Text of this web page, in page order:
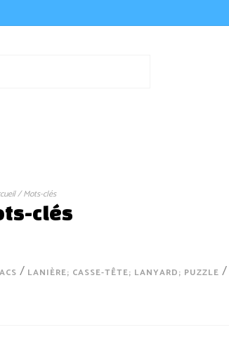
/Mots-clés
clés
/ LANIÈRE; CASSE-TÊTE; LANYARD; PUZZLE /